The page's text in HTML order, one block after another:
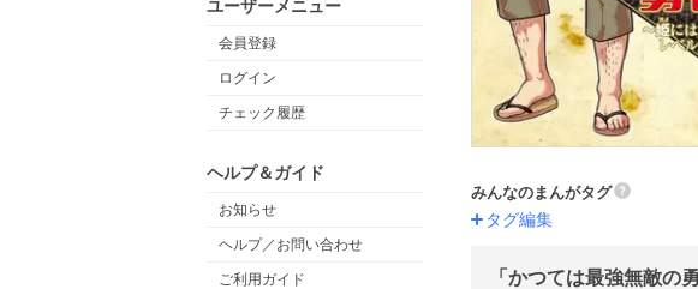
ユーザーメニュー
会員登録
ログイン
チェック履歴
ヘルプ＆ガイド
お知らせ
ヘルプ／お問い合わせ
ご利用ガイド
みんなのまんがタグ
タグ編集
「かつては最強無敵